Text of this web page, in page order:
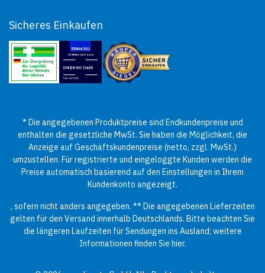
Sicheres Einkaufen
* Die angegebenen Produktpreise sind Endkundenpreise und
enthalten die gesetzliche MwSt. Sie haben die Möglichkeit, die
Anzeige auf Geschäftskundenpreise (netto, zzgl. MwSt.)
umzustellen. Für registrierte und eingeloggte Kunden werden die
Preise automatisch basierend auf den Einstellungen in Ihrem
Kundenkonto angezeigt.
, sofern nicht anders angegeben. ** Die angegebenen Lieferzeiten
gelten für den Versand innerhalb Deutschlands. Bitte beachten Sie
die längeren Laufzeiten für Sendungen ins Ausland; weitere
Informationen finden Sie hier.